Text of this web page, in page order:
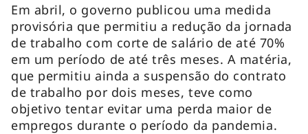
Em abril, o governo publicou uma medida
provisória que permitiu a redução da jornada
de trabalho com corte de salário de até 70%
em um período de até três meses. A matéria,
que permitiu ainda a suspensão do contrato
de trabalho por dois meses, teve como
objetivo tentar evitar uma perda maior de
empregos durante o período da pandemia.